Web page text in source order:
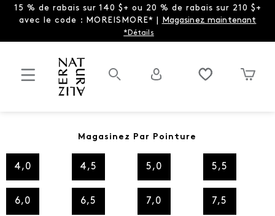
15 % de rabais sur 140 $+ ou 20 % de rabais sur 210 $+
avec le code : MOREISMORE* | Magasinez maintenant
*Détails
Magasinez Par Pointure
4,0 4,5 5,0 5,5
6,0 6,5 7,0 7,5